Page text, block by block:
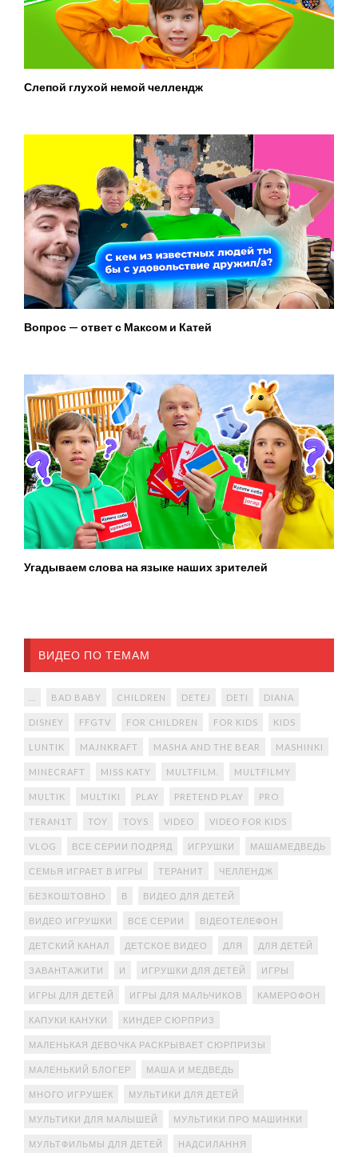
Слепой глухой немой челлендж
Вопрос — ответ с Максом и Катей
Угадываем слова на языке наших зрителей
ВИДЕО ПО ТЕМАМ
BAD BABY CHILDREN DETEJ DETI DIANA
DISNEY FFGTV FOR CHILDREN FOR KIDS KIDS
LUNTIK MAJNKRAFT MASHA AND THE BEAR MASHINKI
MINECRAFT MISS KATY MULTFILM. MULTFILMY
MULTIK MULTIKI PLAY PRETEND PLAY PRO
TERAN1T TOY TOYS VIDEO VIDEO FOR KIDS
VLOG ВСЕ СЕРИИ ПОДРЯД ИГРУШКИ МАШАМЕДВЕДЬ
СЕМЬЯ ИГРАЕТ В ИГРЫ ТЕРАНИТ ЧЕЛЛЕНДЖ
БЕЗКОШТОВНО В ВИДЕО ДЛЯ ДЕТЕЙ
ВИДЕО ИГРУШКИ ВСЕ СЕРИИ ВІДЕОТЕЛЕФОН
ДЕТСКИЙ КАНАЛ ДЕТСКОЕ ВИДЕО ДЛЯ ДЛЯ ДЕТЕЙ
ЗАВАНТАЖИТИ И ИГРУШКИ ДЛЯ ДЕТЕЙ ИГРЫ
ИГРЫ ДЛЯ ДЕТЕЙ ИГРЫ ДЛЯ МАЛЬЧИКОВ КАМЕРОФОН
КАПУКИ КАНУКИ КИНДЕР СЮРПРИЗ
МАЛЕНЬКАЯ ДЕВОЧКА РАСКРЫВАЕТ СЮРПРИЗЫ
МАЛЕНЬКИЙ БЛОГЕР МАША И МЕДВЕДЬ
МНОГО ИГРУШЕК МУЛЬТИКИ ДЛЯ ДЕТЕЙ
МУЛЬТИКИ ДЛЯ МАЛЫШЕЙ МУЛЬТИКИ ПРО МАШИНКИ
МУЛЬТФИЛЬМЫ ДЛЯ ДЕТЕЙ НАДСИЛАННЯ